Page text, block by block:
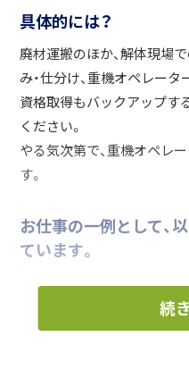
具体的には？
廃材運搬のほか、解体現場
み・仕分け、重機オペレー
資格取得もバックアップす
ください。
やる気次第で、重機オペレ
す。
お仕事の一例として、
ています。
現場で出た廃材を
続